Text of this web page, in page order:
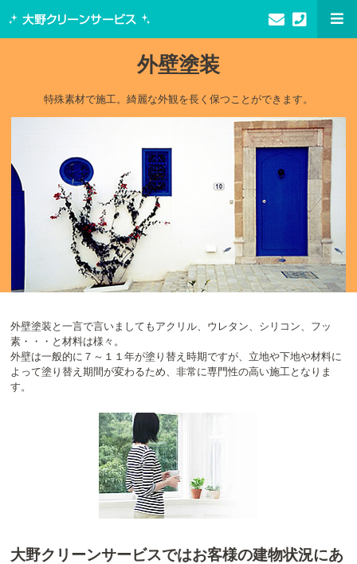
外壁塗装
特殊素材で施工。綺麗な外観を長く保つことができます。
外壁塗装と一言で言いましてもアクリル、ウレタン、シリコン、フッ
素・・・と材料は様々。
外壁は一般的に７～１１年が塗り替え時期ですが、立地や下地や材料に
よって塗り替え期間が変わるため、非常に専門性の高い施工となりま
す。
大野クリーンサービスではお客様の建物状況にあ